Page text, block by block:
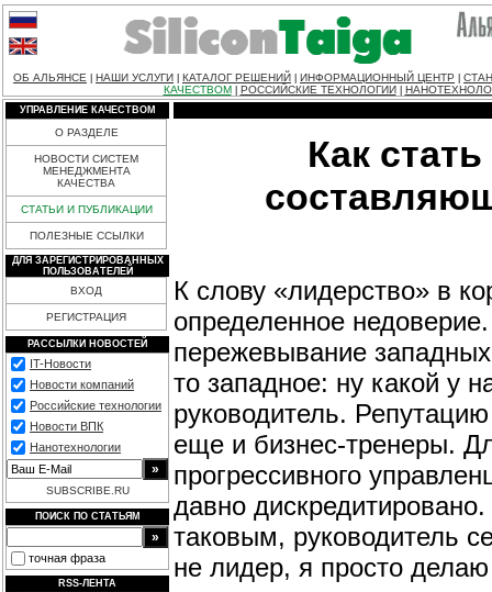
ОБ АЛЬЯНСЕ НАШИ УСЛУГИ КАТАЛОГ РЕШЕНИЙ ИНФОРМАЦИОННЫЙ ЦЕНТР
КАЧЕСТВОМ
РОССИЙСКИЕ ТЕХНОЛОГИИ
УПРАВЛЕНИЕ КАЧЕСТВОМ
О РАЗДЕЛЕ
НОВОСТИ СИСТЕМ
МЕНЕДЖМЕНТА
КАЧЕСТВА
СТАТЬИ И ПУБЛИКАЦИИ
ПОЛЕЗНЫЕ ССЫЛКИ
ДЛЯ ЗАРЕГИСТРИРОВАННЫХ
ПОЛЬЗОВАТЕЛЕЙ
ВХОД
РЕГИСТРАЦИЯ
РАССЫЛКИ НОВОСТЕЙ
IT-Новости
Новости компаний
Российские технологии
Новости ВПК
Нанотехнологии
SUBSCRIBE.RU
ПОИСК ПО СТАТЬЯМ
точная фраза
RSS-ЛЕНТА
Как
К слову «лидерство» в
определенное
пережевывание
то западное: ну какой у
руководитель.
еще и бизнес-тренеры.
прогрессивного
давно
таковым, руководитель
не лидер, я просто